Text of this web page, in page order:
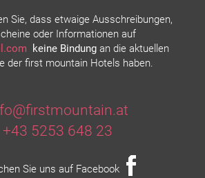
Sie, dass etwaige Ausschreibungen,
oder Informationen auf
keine Bindung an die aktuellen
der first mountain Hotels haben.
+43 5253 648 23
Sie uns auf Facebook